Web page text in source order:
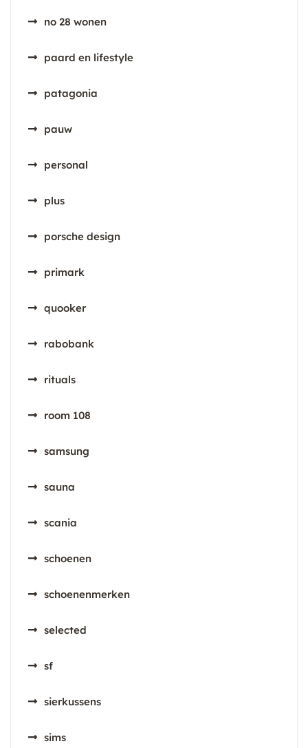
no 28 wonen
paard en lifestyle
patagonia
pauw
personal
plus
porsche design
primark
quooker
rabobank
rituals
room 108
samsung
sauna
scania
schoenen
schoenenmerken
selected
sf
sierkussens
sims